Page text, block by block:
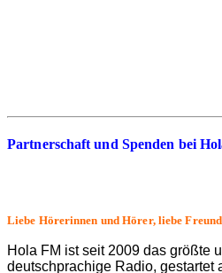
Partnerschaft und Spenden bei
Liebe Hörerinnen und Hörer, liebe
Hola FM ist seit 2009 das größte
deutschprachige Radio, gestartet